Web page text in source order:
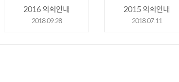
2016 의회안내
2018.09.28
2015 의회안내
2018.07.11